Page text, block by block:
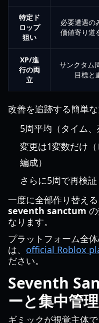
特定ド
ロップ
狙い
必要遭遇の
価値寄り道
XP/進
行の両
立
サンクタム
目標と
改善を追跡する簡単な
5周平均（タイム
変更は1変数だけ（
編成）
さらに5周で再検証
一度に全部作り替え
seventh sanctum
なります。
プラットフォーム全
は、 official Roblox
ださい。
Seventh
ーと集中管理
ギミックが視覚主体